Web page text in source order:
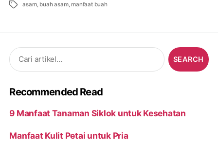
Tags asam, buah asam,manfaat buah
Search
for:
Recommended Read
9 Manfaat Tanaman Siklok untuk Kesehatan
Manfaat Kulit Petai untuk Pria